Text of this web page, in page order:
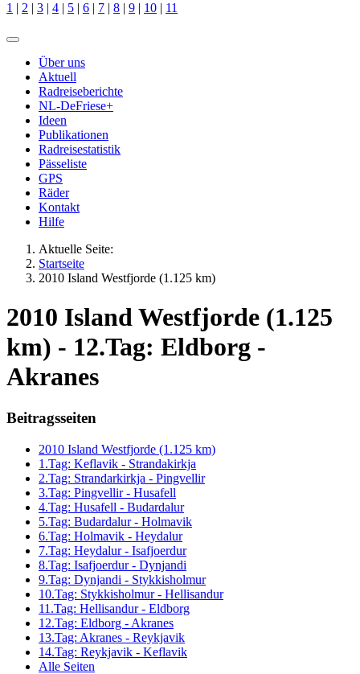
1 | 2 | 3 | 4 | 5 | 6 | 7 | 8 | 9 | 10 | 11
Über uns
Aktuell
Radreiseberichte
NL-DeFriese+
Ideen
Publikationen
Radreisestatistik
Pässeliste
GPS
Räder
Kontakt
Hilfe
Aktuelle Seite:
Startseite
2010 Island Westfjorde (1.125 km)
2010 Island Westfjorde (1.125
km) - 12.Tag: Eldborg -
Akranes
Beitragsseiten
2010 Island Westfjorde (1.125 km)
1.Tag: Keflavik - Strandakirkja
2.Tag: Strandarkirkja - Pingvellir
3.Tag: Pingvellir - Husafell
4.Tag: Husafell - Budardalur
5.Tag: Budardalur - Holmavik
6.Tag: Holmavik - Heydalur
7.Tag: Heydalur - Isafjoerdur
8.Tag: Isafjoerdur - Dynjandi
9.Tag: Dynjandi - Stykkisholmur
10.Tag: Stykkisholmur - Hellisandur
11.Tag: Hellisandur - Eldborg
12.Tag: Eldborg - Akranes
13.Tag: Akranes - Reykjavik
14.Tag: Reykjavik - Keflavik
Alle Seiten